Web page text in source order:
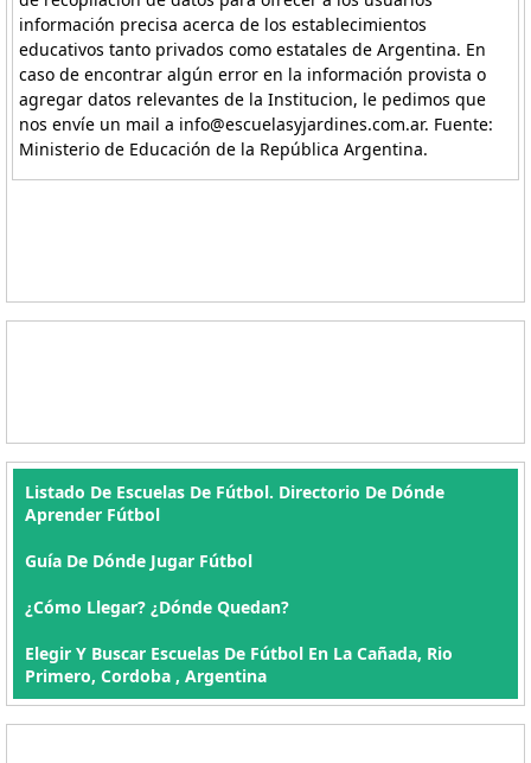
información precisa acerca de los establecimientos
educativos tanto privados como estatales de Argentina. En
caso de encontrar algún error en la información provista o
agregar datos relevantes de la Institucion, le pedimos que
nos envíe un mail a info@escuelasyjardines.com.ar. Fuente:
Ministerio de Educación de la República Argentina.
Listado De Escuelas De Fútbol. Directorio De Dónde
Aprender Fútbol
Guía De Dónde Jugar Fútbol
¿Cómo Llegar? ¿Dónde Quedan?
Elegir Y Buscar Escuelas De Fútbol En La Cañada, Rio
Primero, Cordoba , Argentina